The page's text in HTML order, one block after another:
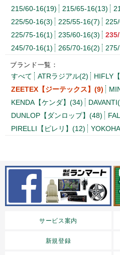
215/60-16(19)
215/65-16(13)
225/50-16(3)
225/55-16(7)
225/75-16(1)
235/60-16(3)
245/70-16(1)
265/70-16(2)
ブランド一覧：
すべて ATRラジアル(2)
HIFLY
ZEETEX【ジーテックス】(9)
KENDA【ケンダ】(34)
DUNLOP【ダンロップ】(48)
PIRELLI【ピレリ】(12)
サービス案内
新規登録